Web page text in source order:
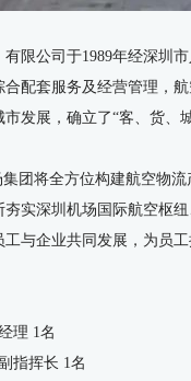
限公司于1989年经深圳
配套服务及经营管理，
发展，确立了“客、货、
集团将全方位构建航空物
实深圳机场国际航空枢
工与企业共同发展，为员
理 1名
指挥长 1名